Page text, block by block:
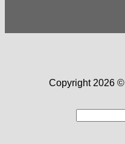
Copyright 2026 ©